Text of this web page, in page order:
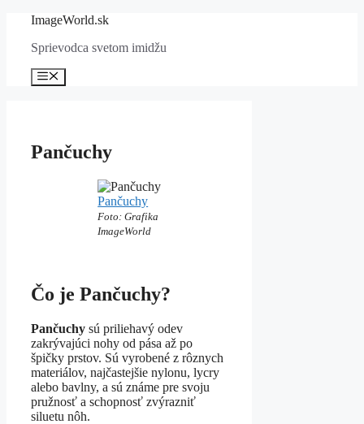
Preskočiť
obsah
ImageWorld.sk
Sprievodca svetom imidžu
Menu
Pančuchy
Pančuchy
Foto: Grafika
ImageWorld
Čo je Pančuchy?
Pančuchy sú priliehavý odev
zakrývajúci nohy od pása až po
špičky prstov. Sú vyrobené z rôznych
materiálov, najčastejšie nylonu, lycry
alebo bavlny, a sú známe pre svoju
pružnosť a schopnosť zvýrazniť
siluetu nôh.